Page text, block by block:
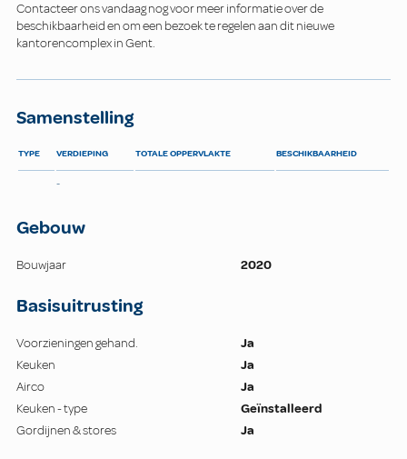
Contacteer ons vandaag nog voor meer informatie over de
beschikbaarheid en om een bezoek te regelen aan dit nieuwe
kantorencomplex in Gent.
Samenstelling
TYPE VERDIEPING TOTALE OPPERVLAKTE BESCHIKBAARHEID
-
Gebouw
Bouwjaar 2020
Basisuitrusting
Voorzieningen gehand.
Ja
Keuken
Ja
Airco
Ja
Keuken - type
Geïnstalleerd
Gordijnen & stores
Ja